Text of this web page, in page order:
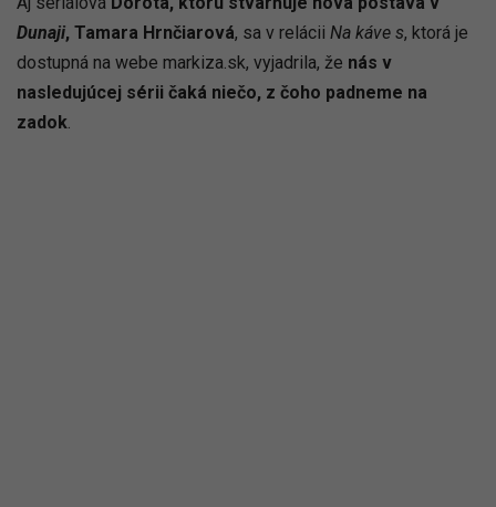
Dunaji, Tamara Hrnčiarová, sa v relácii Na káve s, ktorá je
dostupná na webe markiza.sk, vyjadrila, že nás v
nasledujúcej sérii čaká niečo, z čoho padneme na
zadok.